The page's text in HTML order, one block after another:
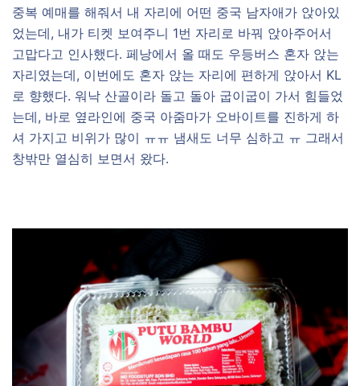
중복 예매를 해줘서 내 자리에 어떤 중국 남자애가 앉아있
었는데, 내가 티켓 보여주니 1번 자리로 바꿔 앉아주어서
고맙다고 인사했다. 페낭에서 올 때도 우등버스 혼자 앉는
자리였는데, 이번에도 혼자 앉는 자리에 편하게 앉아서 KL
로 향했다. 워낙 산골이라 돌고 돌아 굽이굽이 가서 힘들었
는데, 바로 옆라인에 중국 아줌마가 오바이트를 진하게 하
셔 가지고 비위가 많이 ㅠㅠ 냄새도 너무 심하고 ㅠ 그래서
창밖만 열심히 보면서 왔다.